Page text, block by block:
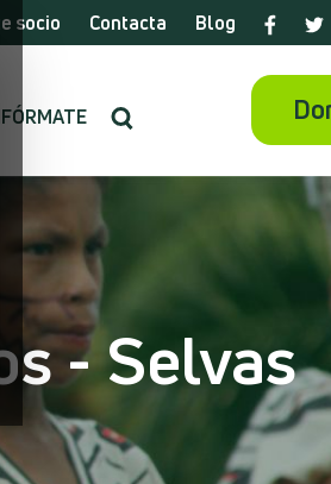
socio Contacta Blog
- Selvas